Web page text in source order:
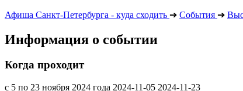
Афиша Санкт-Петербурга - куда сходить ➔ События ➔
Информация о событии
Когда проходит
с 5 по 23 ноября 2024 года 2024-11-05 2024-11-23